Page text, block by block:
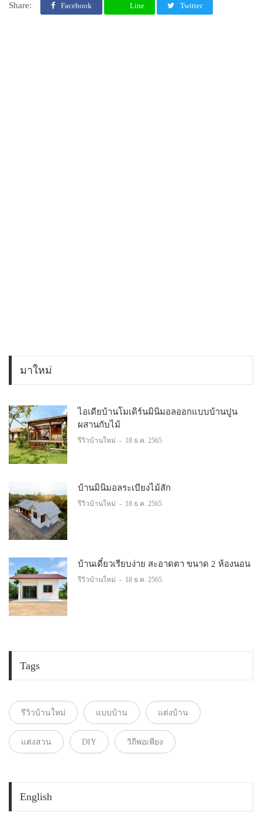
Share: Facebook Line Twitter
มาใหม่
ไอเดียบ้านโมเดิร์นมินิมอลออกแบบบ้านปูน
ผสานกับไม้
รีวิวบ้านใหม่ - 18 ธ.ค. 2565
บ้านมินิมอลระเบียงไม้สัก
รีวิวบ้านใหม่ - 18 ธ.ค. 2565
บ้านเดี๋ยวเรียบง่าย สะอาดตา ขนาด 2 ห้องนอน
รีวิวบ้านใหม่ - 18 ธ.ค. 2565
Tags
รีวิวบ้านใหม่ แบบบ้าน แต่งบ้าน
แต่งสวน DIY วิถีพอเพียง
English